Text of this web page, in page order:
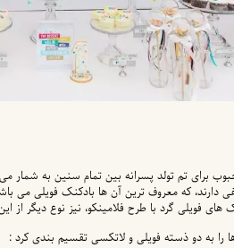
برای تم تولد پسرانه بین تمام سنین به شمار
دارند، که معروف ترین آن ها بادکنک فویلی
فویلی گرد با طرح فلامینکو، نیز نوع دیگر از
را به دو ذسته فویلی و لاتکسی تقسیم بندی کرد :